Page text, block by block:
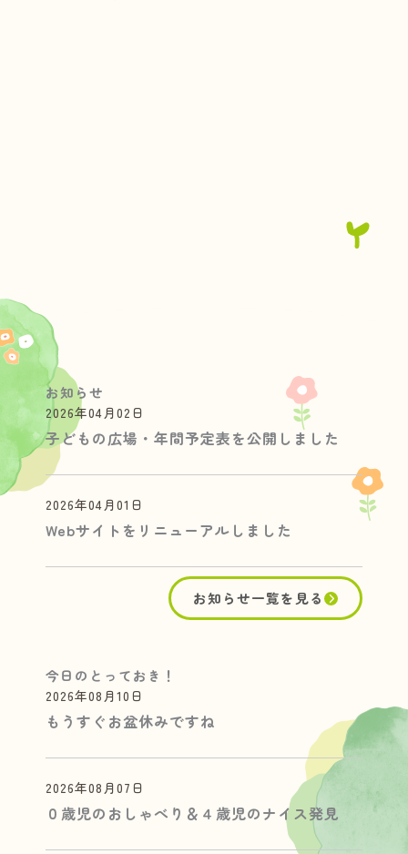
お知らせ
子どもの広場・年間予定表を公開しました
2026年04月02日
Webサイトをリニューアルしました
2026年04月01日
お知らせ一覧を見る
今日のとっておき！
もうすぐお盆休みですね
2026年08月10日
０歳児のおしゃべり＆４歳児のナイス発見
2026年08月07日